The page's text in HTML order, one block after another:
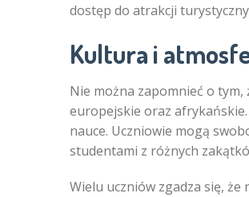
dostęp do atrakcji
Kultura i
Nie można zapomnieć o tym,
europejskie oraz
nauce. Uczniowie mogą
studentami z różnych
Wielu uczniów zgadza się,